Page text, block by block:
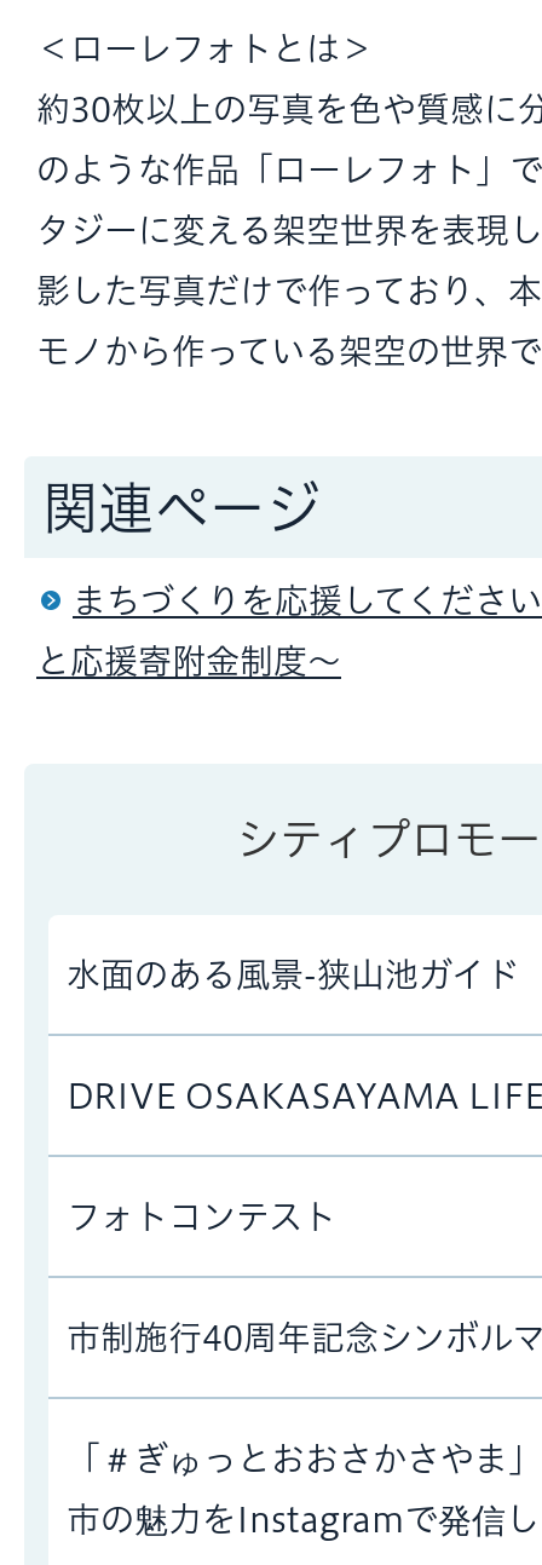
＜ローレフォトとは＞
約30枚以上の写真を色や質感に
のような作品「ローレフォト」
タジーに変える架空世界を表現
影した写真だけで作っており、
モノから作っている架空の世界
関連ページ
まちづくりを応援してくださ
と応援寄附金制度～
シティプロモ
水面のある風景-狭山池ガイド
DRIVE OSAKASAYAMA
フォトコンテスト
市制施行40周年記念シンボル
「＃ぎゅっとおおさかさやま
市の魅力をInstagramで発信